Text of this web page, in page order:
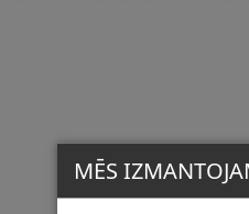
MĒS